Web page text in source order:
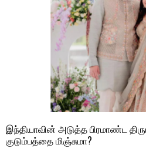
இந்தியாவின் அடுத்த பிரமாண்ட
குடும்பத்தை மிஞ்சுமா?